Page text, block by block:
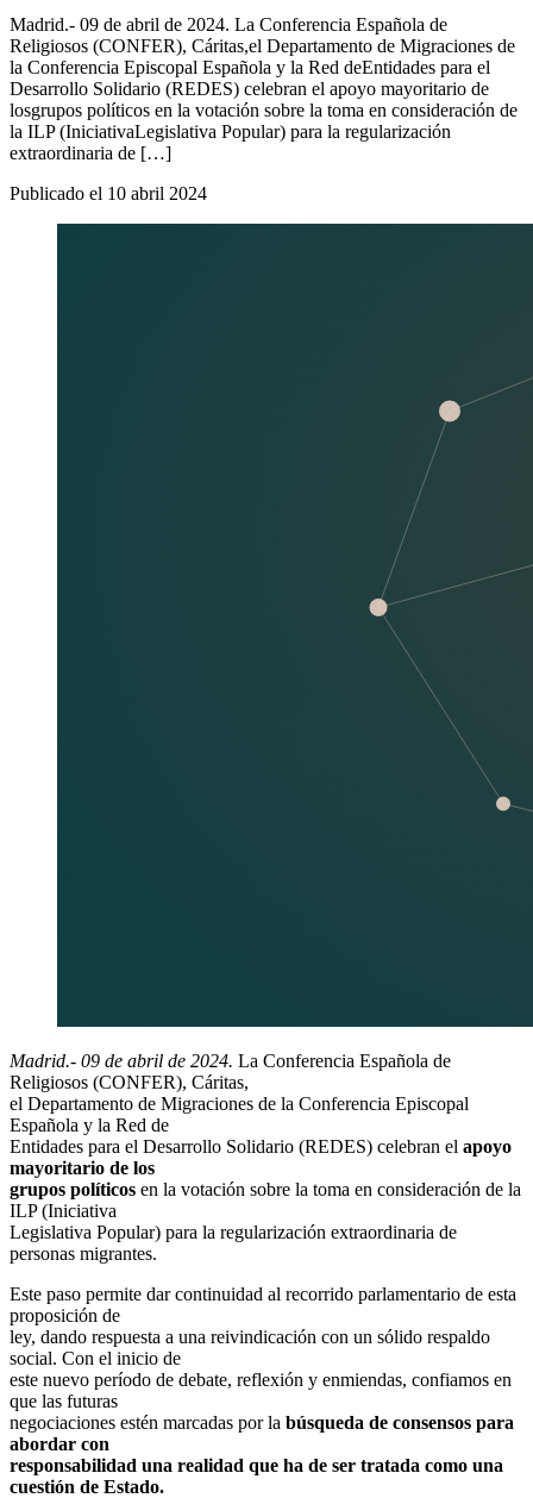
Madrid.- 09 de abril de 2024. La Conferencia Española de
Religiosos (CONFER), Cáritas,el Departamento de Migraciones de
la Conferencia Episcopal Española y la Red deEntidades para el
Desarrollo Solidario (REDES) celebran el apoyo mayoritario de
losgrupos políticos en la votación sobre la toma en consideración de
la ILP (IniciativaLegislativa Popular) para la regularización
extraordinaria de […]
Publicado el 10 abril 2024
Madrid.- 09 de abril de 2024. La Conferencia Española de
Religiosos (CONFER), Cáritas,
el Departamento de Migraciones de la Conferencia Episcopal
Española y la Red de
Entidades para el Desarrollo Solidario (REDES) celebran el apoyo
mayoritario de los
grupos políticos en la votación sobre la toma en consideración de la
ILP (Iniciativa
Legislativa Popular) para la regularización extraordinaria de
personas migrantes.
Este paso permite dar continuidad al recorrido parlamentario de esta
proposición de
ley, dando respuesta a una reivindicación con un sólido respaldo
social. Con el inicio de
este nuevo período de debate, reflexión y enmiendas, confiamos en
que las futuras
negociaciones estén marcadas por la búsqueda de consensos para
abordar con
responsabilidad una realidad que ha de ser tratada como una
cuestión de Estado.